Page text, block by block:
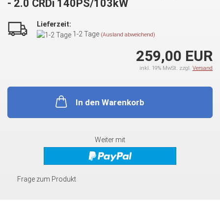
- 2.0 CRDi 140PS/103kW
Lieferzeit:
1-2 Tage (Ausland abweichend)
259,00 EUR
inkl. 19% MwSt. zzgl. Versand
In den Warenkorb
Weiter mit
Frage zum Produkt